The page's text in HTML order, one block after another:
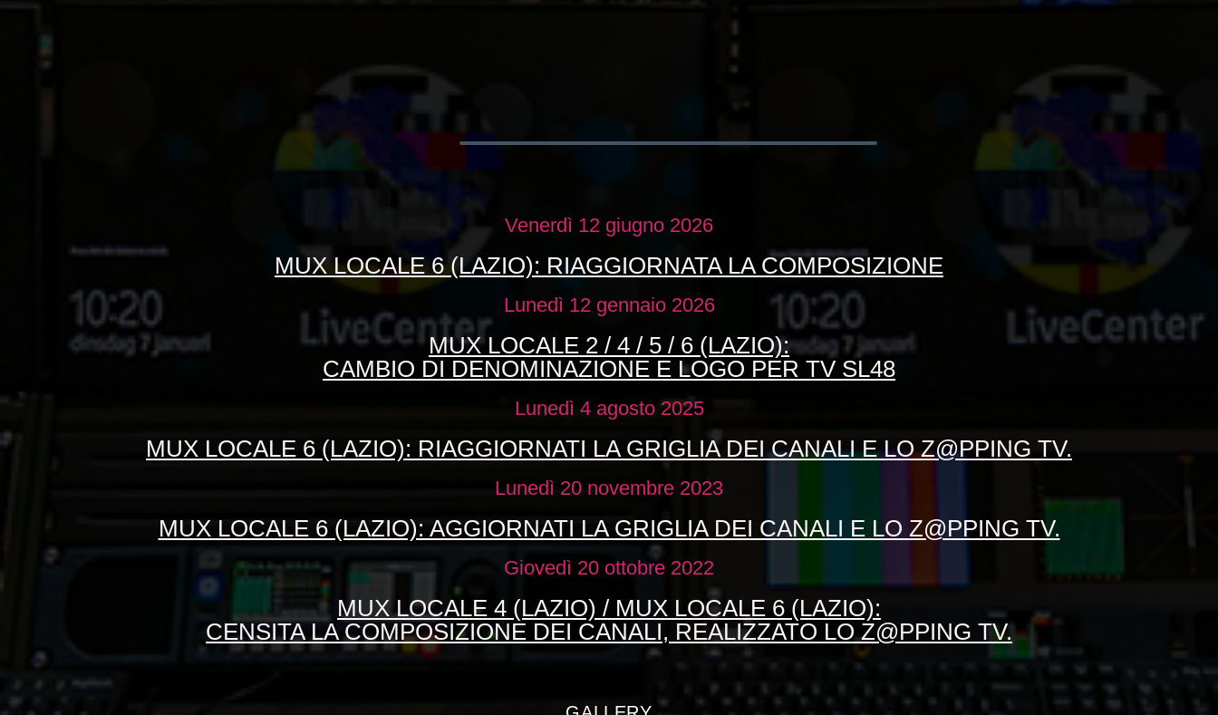
Venerdì 12 giugno 2026
MUX LOCALE 6 (LAZIO): RIAGGIORNATA LA COMPOSIZIONE
Lunedì 12 gennaio 2026
MUX LOCALE 2 / 4 / 5 / 6 (LAZIO):
CAMBIO DI DENOMINAZIONE E LOGO PER TV SL48
Lunedì 4 agosto 2025
MUX LOCALE 6 (LAZIO): RIAGGIORNATI LA GRIGLIA DEI CANALI E LO Z@PPING TV.
Lunedì 20 novembre 2023
MUX LOCALE 6 (LAZIO): AGGIORNATI LA GRIGLIA DEI CANALI E LO Z@PPING TV.
Giovedì 20 ottobre 2022
MUX LOCALE 4 (LAZIO) / MUX LOCALE 6 (LAZIO):
CENSITA LA COMPOSIZIONE DEI CANALI, REALIZZATO LO Z@PPING TV.